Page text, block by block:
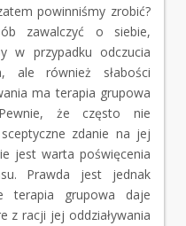
powinniśmy zrobić?
zawalczyć o siebie,
w przypadku odczucia
ale również słabości
ma terapia grupowa
że często nie
zdanie na jej
jest warta poświęcenia
Prawda jest jednak
terapia grupowa daje
z racji jej oddziaływania